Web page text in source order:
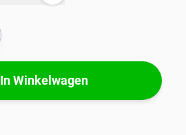
In Winkelwagen